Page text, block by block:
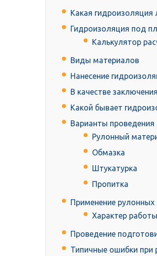
Какая гидроизоляция
Гидроизоляция под
Калькулятор
Виды материалов
Нанесение
В качестве заключения
Какой бывает
Варианты
Рулонный
Обмазка
Штукатурка
Пропитка
Применение
Характер
Проведение
Типичные ошибки при